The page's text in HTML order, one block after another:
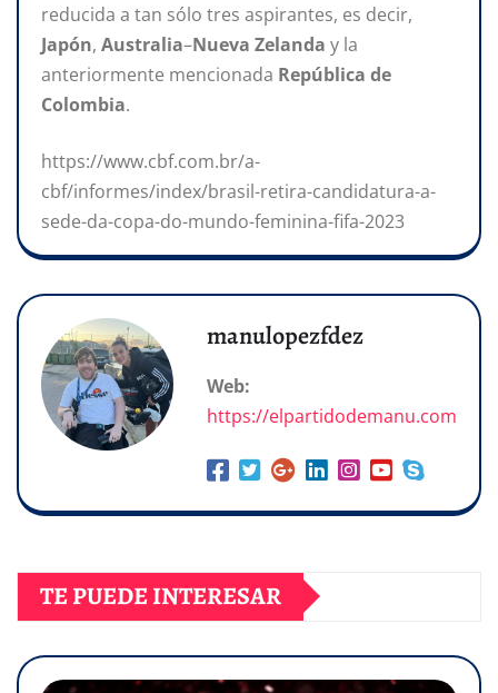
reducida a tan sólo tres aspirantes, es decir,
Japón, Australia–Nueva Zelanda y la
anteriormente mencionada República de
Colombia.
https://www.cbf.com.br/a-
cbf/informes/index/brasil-retira-candidatura-a-
sede-da-copa-do-mundo-feminina-fifa-2023
manulopezfdez
Web:
https://elpartidodemanu.com
TE PUEDE INTERESAR